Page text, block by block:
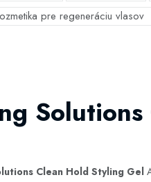
pre regeneráciu vlasov
Clean Hold Styling Gel